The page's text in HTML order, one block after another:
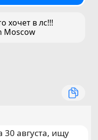
хочет в лс!!!
Moscow
августа, ищу